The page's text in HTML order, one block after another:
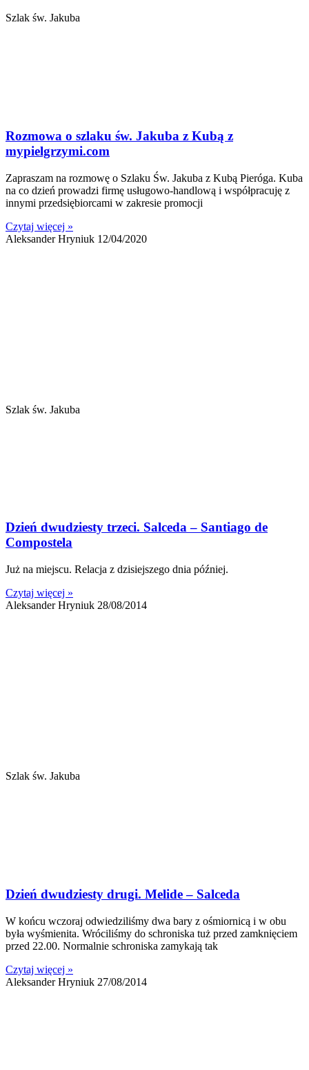
Szlak św. Jakuba
Rozmowa o szlaku św. Jakuba z Kubą z
mypielgrzymi.com
Zapraszam na rozmowę o Szlaku Św. Jakuba z Kubą Pieróga. Kuba
na co dzień prowadzi firmę usługowo-handlową i współpracuję z
innymi przedsiębiorcami w zakresie promocji
Czytaj więcej »
Aleksander Hryniuk 12/04/2020
Szlak św. Jakuba
Dzień dwudziesty trzeci. Salceda – Santiago de
Compostela
Już na miejscu. Relacja z dzisiejszego dnia później.
Czytaj więcej »
Aleksander Hryniuk 28/08/2014
Szlak św. Jakuba
Dzień dwudziesty drugi. Melide – Salceda
W końcu wczoraj odwiedziliśmy dwa bary z ośmiornicą i w obu
była wyśmienita. Wróciliśmy do schroniska tuż przed zamknięciem
przed 22.00. Normalnie schroniska zamykają tak
Czytaj więcej »
Aleksander Hryniuk 27/08/2014